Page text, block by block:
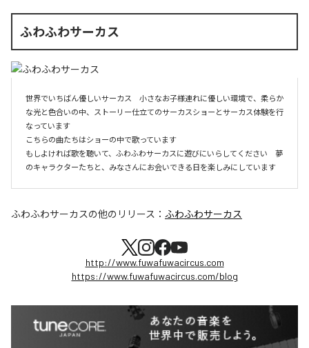
ふわふわサーカス
世界でいちばん優しいサーカス　小さなお子様連れに優しい環境で、柔らか
な光と色合いの中、ストーリー仕立てのサーカスショーとサーカス体験を行
なっています
こちらの曲たちはショーの中で歌っています
もしよければ歌を聴いて、ふわふわサーカスに遊びにいらしてください　夢
のキャラクターたちと、みなさんにお会いできる日を楽しみにしています
ふわふわサーカスの他のリリース： ふわふわサーカス
http://www.fuwafuwacircus.com
https://www.fuwafuwacircus.com/blog